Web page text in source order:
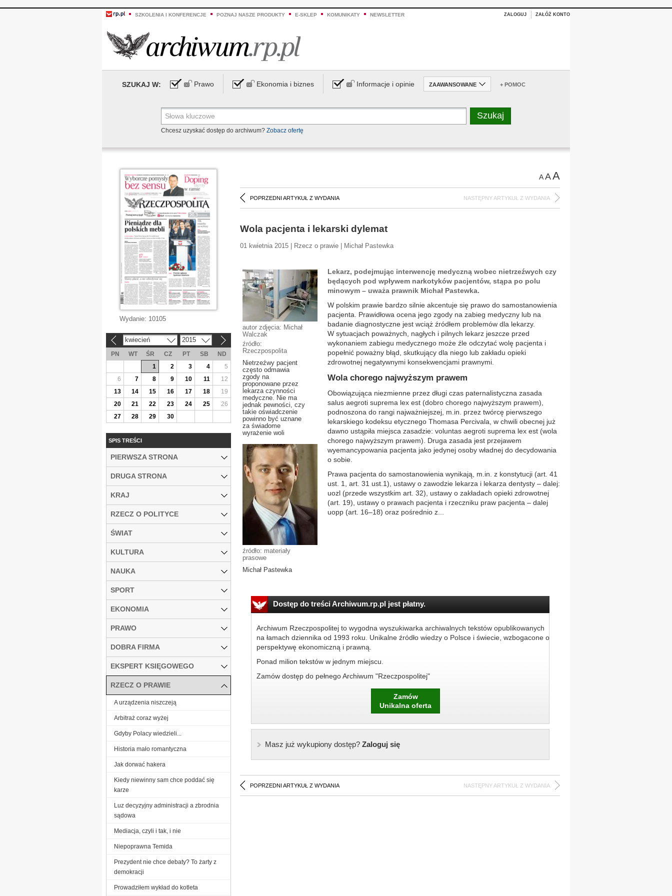
SZKOLENIA I KONFERENCJE POZNAJ NASZE PRODUKTY E-SKLEP KOMUNIKATY NEWSLETTER ZALOGUJ ZAŁÓŻ KONTO
SZUKAJ W: Prawo Ekonomia i biznes Informacje i opinie ZAAWANSOWANE + POMOC
Chcesz uzyskać dostęp do archiwum? Zobacz ofertę
AAA
POPRZEDNI ARTYKUŁ Z WYDANIA NASTĘPNY ARTYKUŁ Z WYDANIA
Wola pacjenta i lekarski dylemat
01 kwietnia 2015 | Rzecz o prawie | Michał Pastewka
autor zdjęcia: Michał
Walczak
źródło:
Rzeczpospolita
Nietrzeźwy pacjent
często odmawia
zgody na
proponowane przez
lekarza czynności
medyczne. Nie ma
jednak pewności, czy
takie oświadczenie
powinno być uznane
za świadome
wyrażenie woli
źródło: materiały
prasowe
Michał Pastewka
Lekarz, podejmując interwencję medyczną wobec nietrzeźwych czy
będących pod wpływem narkotyków pacjentów, stąpa po polu
minowym – uważa prawnik Michał Pastewka.
W polskim prawie bardzo silnie akcentuje się prawo do samostanowienia
pacjenta. Prawidłowa ocena jego zgody na zabieg medyczny lub na
badanie diagnostyczne jest wciąż źródłem problemów dla lekarzy.
W sytuacjach poważnych, nagłych i pilnych lekarz jeszcze przed
wykonaniem zabiegu medycznego może źle odczytać wolę pacjenta i
popełnić poważny błąd, skutkujący dla niego lub zakładu opieki
zdrowotnej negatywnymi konsekwencjami prawnymi.
Wola chorego najwyższym prawem
Obowiązująca niezmienne przez długi czas paternalistyczna zasada
salus aegroti suprema lex est (dobro chorego najwyższym prawem),
podnoszona do rangi najważniejszej, m.in. przez twórcę pierwszego
lekarskiego kodeksu etycznego Thomasa Percivala, w chwili obecnej już
dawno ustąpiła miejsca zasadzie: voluntas aegroti suprema lex est (wola
chorego najwyższym prawem). Druga zasada jest przejawem
wyemancypowania pacjenta jako jedynej osoby władnej do decydowania
o sobie.
Prawa pacjenta do samostanowienia wynikają, m.in. z konstytucji (art. 41
ust. 1, art. 31 ust.1), ustawy o zawodzie lekarza i lekarza dentysty – dalej:
uozl (przede wszystkim art. 32), ustawy o zakładach opieki zdrowotnej
(art. 19), ustawy o prawach pacjenta i rzeczniku praw pacjenta – dalej
uopp (art. 16–18) oraz pośrednio z...
Dostęp do treści Archiwum.rp.pl jest płatny.
Archiwum Rzeczpospolitej to wygodna wyszukiwarka archiwalnych tekstów opublikowanych
na łamach dziennika od 1993 roku. Unikalne źródło wiedzy o Polsce i świecie, wzbogacone o
perspektywę ekonomiczną i prawną.
Ponad milion tekstów w jednym miejscu.
Zamów dostęp do pełnego Archiwum "Rzeczpospolitej"
Zamów
Unikalna oferta
Masz już wykupiony dostęp?Zaloguj się
POPRZEDNI ARTYKUŁ Z WYDANIA NASTĘPNY ARTYKUŁ Z WYDANIA
Wydanie: 10105
kwiecień 2015
PN WT ŚR CZ PT SB
ND
1
2 3 4
5
6
7 8 9 10 11
12
13
14 15 16 17 18
19
20
21 22 23 24 25
26
27
28 29 30
SPIS TREŚCI
PIERWSZA STRONA
DRUGA STRONA
KRAJ
RZECZ O POLITYCE
ŚWIAT
KULTURA
NAUKA
SPORT
EKONOMIA
PRAWO
DOBRA FIRMA
EKSPERT KSIĘGOWEGO
RZECZ O PRAWIE
A urządzenia niszczeją
Arbitraż coraz wyżej
Gdyby Polacy wiedzieli...
Historia mało romantyczna
Jak dorwać hakera
Kiedy niewinny sam chce poddać się
karze
Luz decyzyjny administracji a zbrodnia
sądowa
Mediacja, czyli i tak, i nie
Niepoprawna Temida
Prezydent nie chce debaty? To żarty z
demokracji
Prowadziłem wykład do kotleta